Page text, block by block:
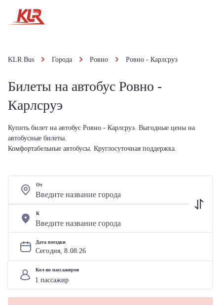
KLR Bus Города Ровно Ровно - Карлсруэ
Билеты на автобус Ровно -
Карлсруэ
Купить билет на автобус Ровно - Карлсруэ. Выгодные цены на
автобусные билеты.
Комфортабельные автобусы. Круглосуточная поддержка.
От
К
Дата поездки
Сегодня, 8.08.26
Кол-во пассажиров